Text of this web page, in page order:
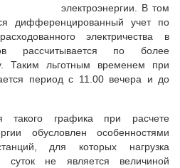
электроэнергии. В том
дифференцированный учет по
электричества в
рассчитывается по более
Таким льготным временем при
период с 11.00 вечера и до
такого графика при расчете
обусловлен особенностями
для которых нагрузка
суток не является величиной